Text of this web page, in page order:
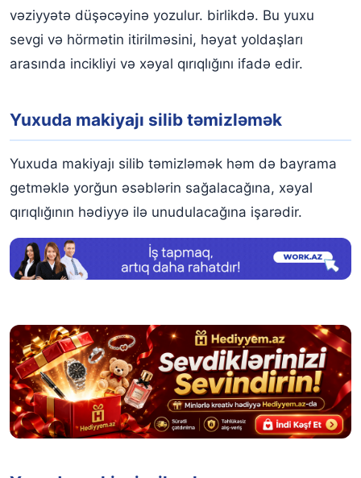
vəziyyətə düşəcəyinə yozulur. birlikdə. Bu yuxu
sevgi və hörmətin itirilməsini, həyat yoldaşları
arasında incikliyi və xəyal qırıqlığını ifadə edir.
Yuxuda makiyajı silib təmizləmək
Yuxuda makiyajı silib təmizləmək həm də bayrama
getməklə yorğun əsəblərin sağalacağına, xəyal
qırıqlığının hədiyyə ilə unudulacağına işarədir.